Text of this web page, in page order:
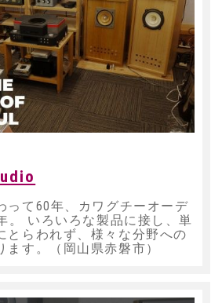
って60年、カワグチーオーデ
。 いろいろな製品に接し、単
とらわれず、様々な分野への
ます。（岡山県赤磐市）